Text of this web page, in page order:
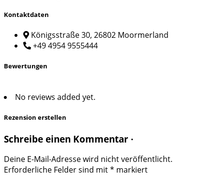
Kontaktdaten
Königsstraße 30, 26802 Moormerland
+49 4954 9555444
Bewertungen
No reviews added yet.
Rezension erstellen
Schreibe einen Kommentar ·
Deine E-Mail-Adresse wird nicht veröffentlicht.
Erforderliche Felder sind mit* markiert